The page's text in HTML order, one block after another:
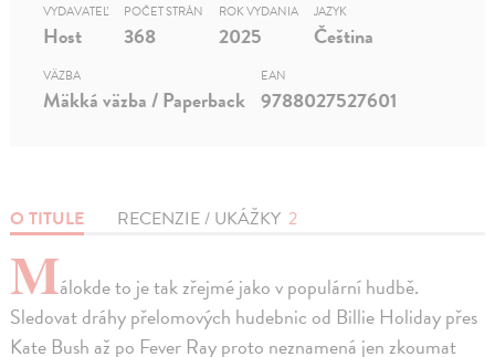
O TITULE RECENZIE / UKÁŽKY 2
Málokde to je tak zřejmé jako v populární hudbě.
Sledovat dráhy přelomových hudebnic od Billie Holiday přes
Kate Bush až po Fever Ray proto neznamená jen zkoumat
VYDAVATEĽ
Host
POČET STRÁN
368
ROK VYDANIA
2025
JAZYK
Čeština
VÄZBA
Mäkká väzba / Paperback
EAN
9788027527601